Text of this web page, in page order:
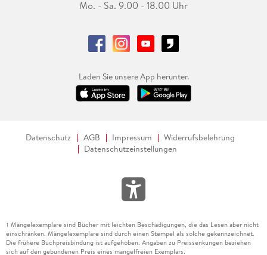
Mo. - Sa. 9.00 - 18.00 Uhr
Laden Sie unsere App herunter.
Datenschutz AGB Impressum
Widerrufsbelehrung
Datenschutzeinstellungen
1 Mängelexemplare sind Bücher mit leichten Beschädigungen, die das Lesen aber nicht
einschränken. Mängelexemplare sind durch einen Stempel als solche gekennzeichnet.
Die frühere Buchpreisbindung ist aufgehoben. Angaben zu Preissenkungen beziehen
sich auf den gebundenen Preis eines mangelfreien Exemplars.